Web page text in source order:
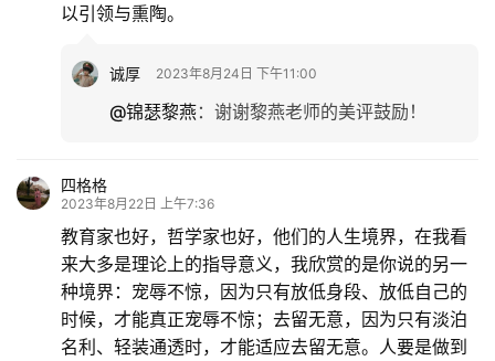
以引领与熏陶。
诚厚 2023年8月24日 下午11:00
@锦瑟黎燕： 谢谢黎燕老师的美评鼓励！
四格格
2023年8月22日 上午7:36
教育家也好，哲学家也好，他们的人生境界，在我看
来大多是理论上的指导意义，我欣赏的是你说的另一
种境界：宠辱不惊，因为只有放低身段、放低自己的
时候，才能真正宠辱不惊；去留无意，因为只有淡泊
名利、轻装通透时，才能适应去留无意。人要是做到